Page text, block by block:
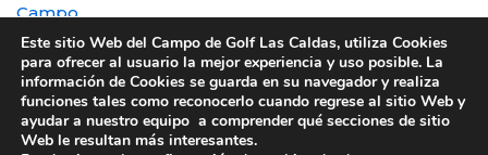
Campo
Destacada
Otras
Este sitio Web del Campo de Golf Las Caldas, utiliza Cookies
para ofrecer al usuario la mejor experiencia y uso posible. La
información de Cookies se guarda en su navegador y realiza
funciones tales como reconocerlo cuando regrese al sitio Web y
ayudar a nuestro equipo a comprender qué secciones de sitio
Web le resultan más interesantes.